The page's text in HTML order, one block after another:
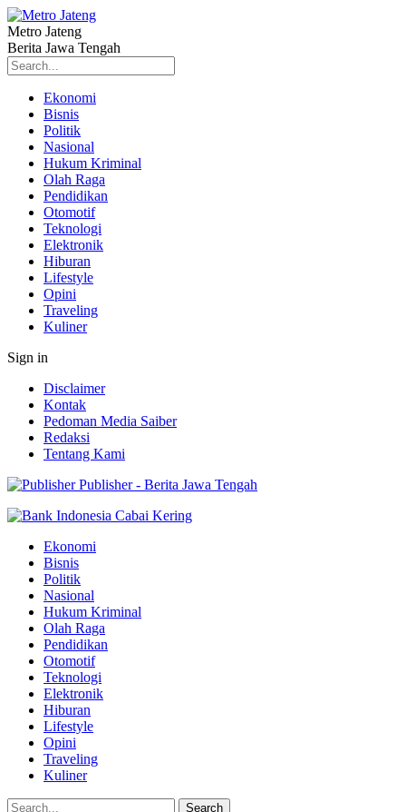
Metro Jateng
Berita Jawa Tengah
Ekonomi
Bisnis
Politik
Nasional
Hukum Kriminal
Olah Raga
Pendidikan
Otomotif
Teknologi
Elektronik
Hiburan
Lifestyle
Opini
Traveling
Kuliner
Sign in
Disclaimer
Kontak
Pedoman Media Saiber
Redaksi
Tentang Kami
Publisher - Berita Jawa Tengah
Ekonomi
Bisnis
Politik
Nasional
Hukum Kriminal
Olah Raga
Pendidikan
Otomotif
Teknologi
Elektronik
Hiburan
Lifestyle
Opini
Traveling
Kuliner